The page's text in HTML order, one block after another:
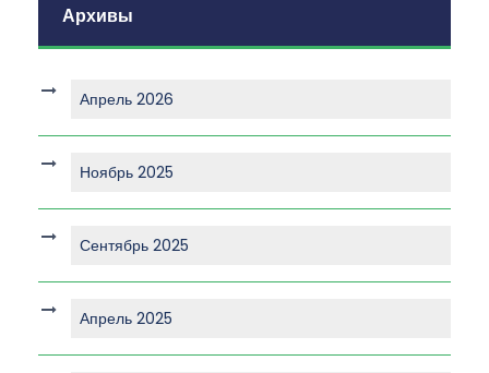
Архивы
Апрель 2026
Ноябрь 2025
Сентябрь 2025
Апрель 2025